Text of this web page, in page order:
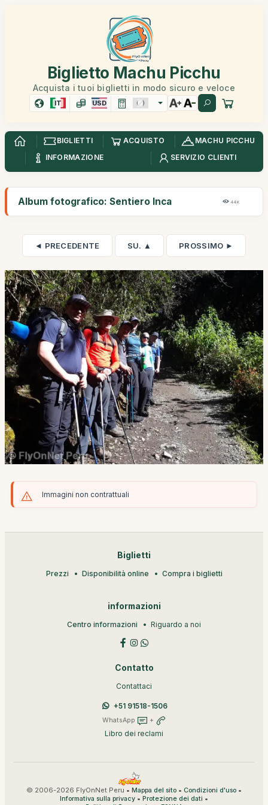
Biglietto Machu Picchu
Acquista i tuoi biglietti in modo sicuro e veloce
IT USD
BIGLIETTI ACQUISTO
MACHU PICCHU
INFORMAZIONE
SERVIZIO CLIENTI
Album fotografico: Sentiero Inca 44K
◄ PRECEDENTE SU. ▲ PROSSIMO ►
Immagini non contrattuali
Biglietti
Prezzi Disponibilità online Compra i biglietti
informazioni
Centro informazioni Riguardo a noi
Contatto
Contattaci
+51 91518-1506
WhatsApp +
Libro dei reclami
© 2006-2026 FlyOnNet Peru • Mappa del sito • Condizioni d'uso •
Informativa sulla privacy • Protezione dei dati •